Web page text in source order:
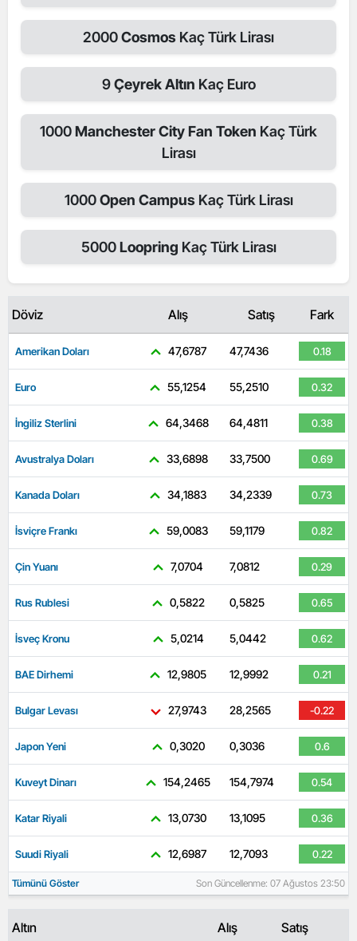
2000Cosmos Kaç Türk Lirası
9Çeyrek Altın Kaç Euro
1000Manchester City Fan Token Kaç Türk
Lirası
1000Open Campus Kaç Türk Lirası
5000Loopring Kaç Türk Lirası
Döviz Alış Satış Fark
Amerikan Doları 47,6787 47,7436 0.18
Euro 55,1254 55,2510 0.32
İngiliz Sterlini 64,3468 64,4811 0.38
Avustralya Doları 33,6898 33,7500 0.69
Kanada Doları 34,1883 34,2339 0.73
İsviçre Frankı 59,0083 59,1179 0.82
Çin Yuanı 7,0704 7,0812 0.29
Rus Rublesi 0,5822 0,5825 0.65
İsveç Kronu 5,0214 5,0442 0.62
BAE Dirhemi 12,9805 12,9992 0.21
Bulgar Levası 27,9743 28,2565 -0.22
Japon Yeni 0,3020 0,3036 0.6
Kuveyt Dinarı 154,2465 154,7974 0.54
Katar Riyali 13,0730 13,1095 0.36
Suudi Riyali 12,6987 12,7093 0.22
Tümünü Göster Son Güncellenme: 07 Ağustos 23:50
Altın Alış Satış